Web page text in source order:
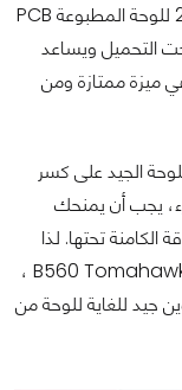
ذلك من خلال وجود 6 طبقات من النحاس 2OZ للوحة المطبوعة PCB
التحميل ويساعد
ميزة ممتازة ومن
الجيد على كسر
يجب أن يمنحك
تحتها. لذا
ففي حالة اللوحة الأم التي بين يدينا اليوم B560 Tomahawk WiFi ،
وهو تكوين جيد للغاية للوحة من